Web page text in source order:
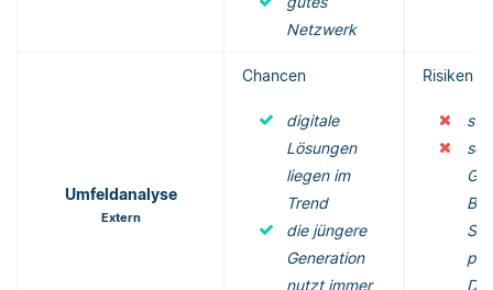
Netzwerk
Umfeldanalyse
Extern
Chancen
digitale
Lösungen
liegen im
Trend
die jüngere
Generation
nutzt immer
Risiken